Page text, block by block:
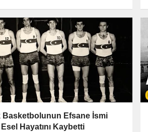
Basketbolunun Efsane İsmi
Esel Hayatını Kaybetti